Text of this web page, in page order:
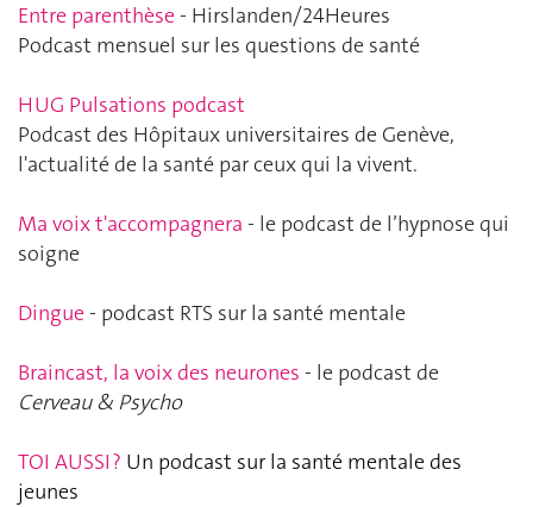
Entre parenthèse- Hirslanden/24Heures
Podcast mensuel sur les questions de santé
HUG Pulsations podcast
Podcast des Hôpitaux universitaires de Genève,
l'actualité de la santé par ceux qui la vivent.
Ma voix t'accompagnera - le podcast de l’hypnose qui
soigne
Dingue- podcast RTS sur la santé mentale
Braincast, la voix des neurones - le podcast de
Cerveau & Psycho
TOI AUSSI ? Un podcast sur la santé mentale des
jeunes